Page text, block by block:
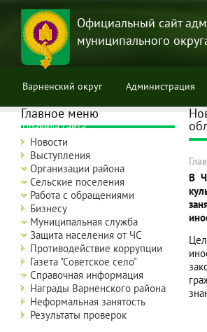
Перейти
основному
содержанию
Официальный сайт
муниципального
Варненский округ Администрация
Правила сайта
В
Главное меню
Новости
Выступления
Организации района
Сельские поселения
Работа с обращениями
Бизнесу
Муниципальная служба
Защита населения от ЧС
Противодействие коррупции
Газета "Советское село"
Справочная информация
Награды Варненского района
Неформальная занятость
Результаты проверок